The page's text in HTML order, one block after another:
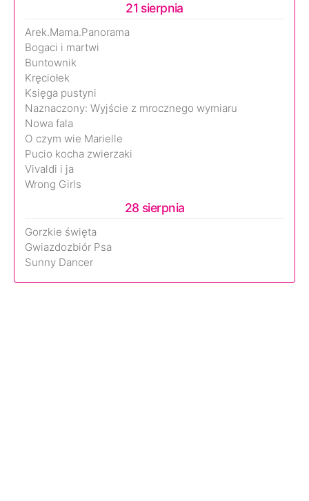
21 sierpnia
Arek.Mama.Panorama
Bogaci i martwi
Buntownik
Kręciołek
Księga pustyni
Naznaczony: Wyjście z mrocznego wymiaru
Nowa fala
O czym wie Marielle
Pucio kocha zwierzaki
Vivaldi i ja
Wrong Girls
28 sierpnia
Gorzkie święta
Gwiazdozbiór Psa
Sunny Dancer